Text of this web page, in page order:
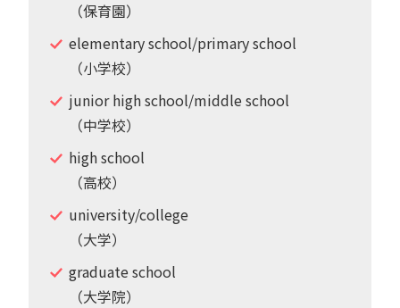
（保育園）
elementary school/primary school
（小学校）
junior high school/middle school
（中学校）
high school
（高校）
university/college
（大学）
graduate school
（大学院）